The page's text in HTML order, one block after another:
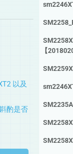
以及
酌是否
【